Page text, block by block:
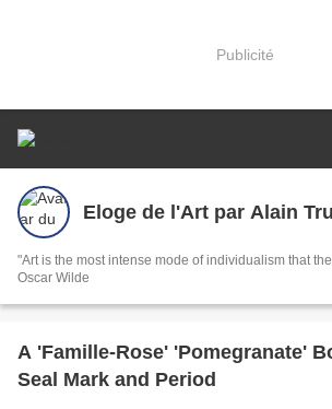
Publicité
Eloge de l'Art par Alain
"Art is the most intense mode of individualism that
Oscar Wilde
A 'Famille-Rose' 'Pomegranate'
Seal Mark and Period